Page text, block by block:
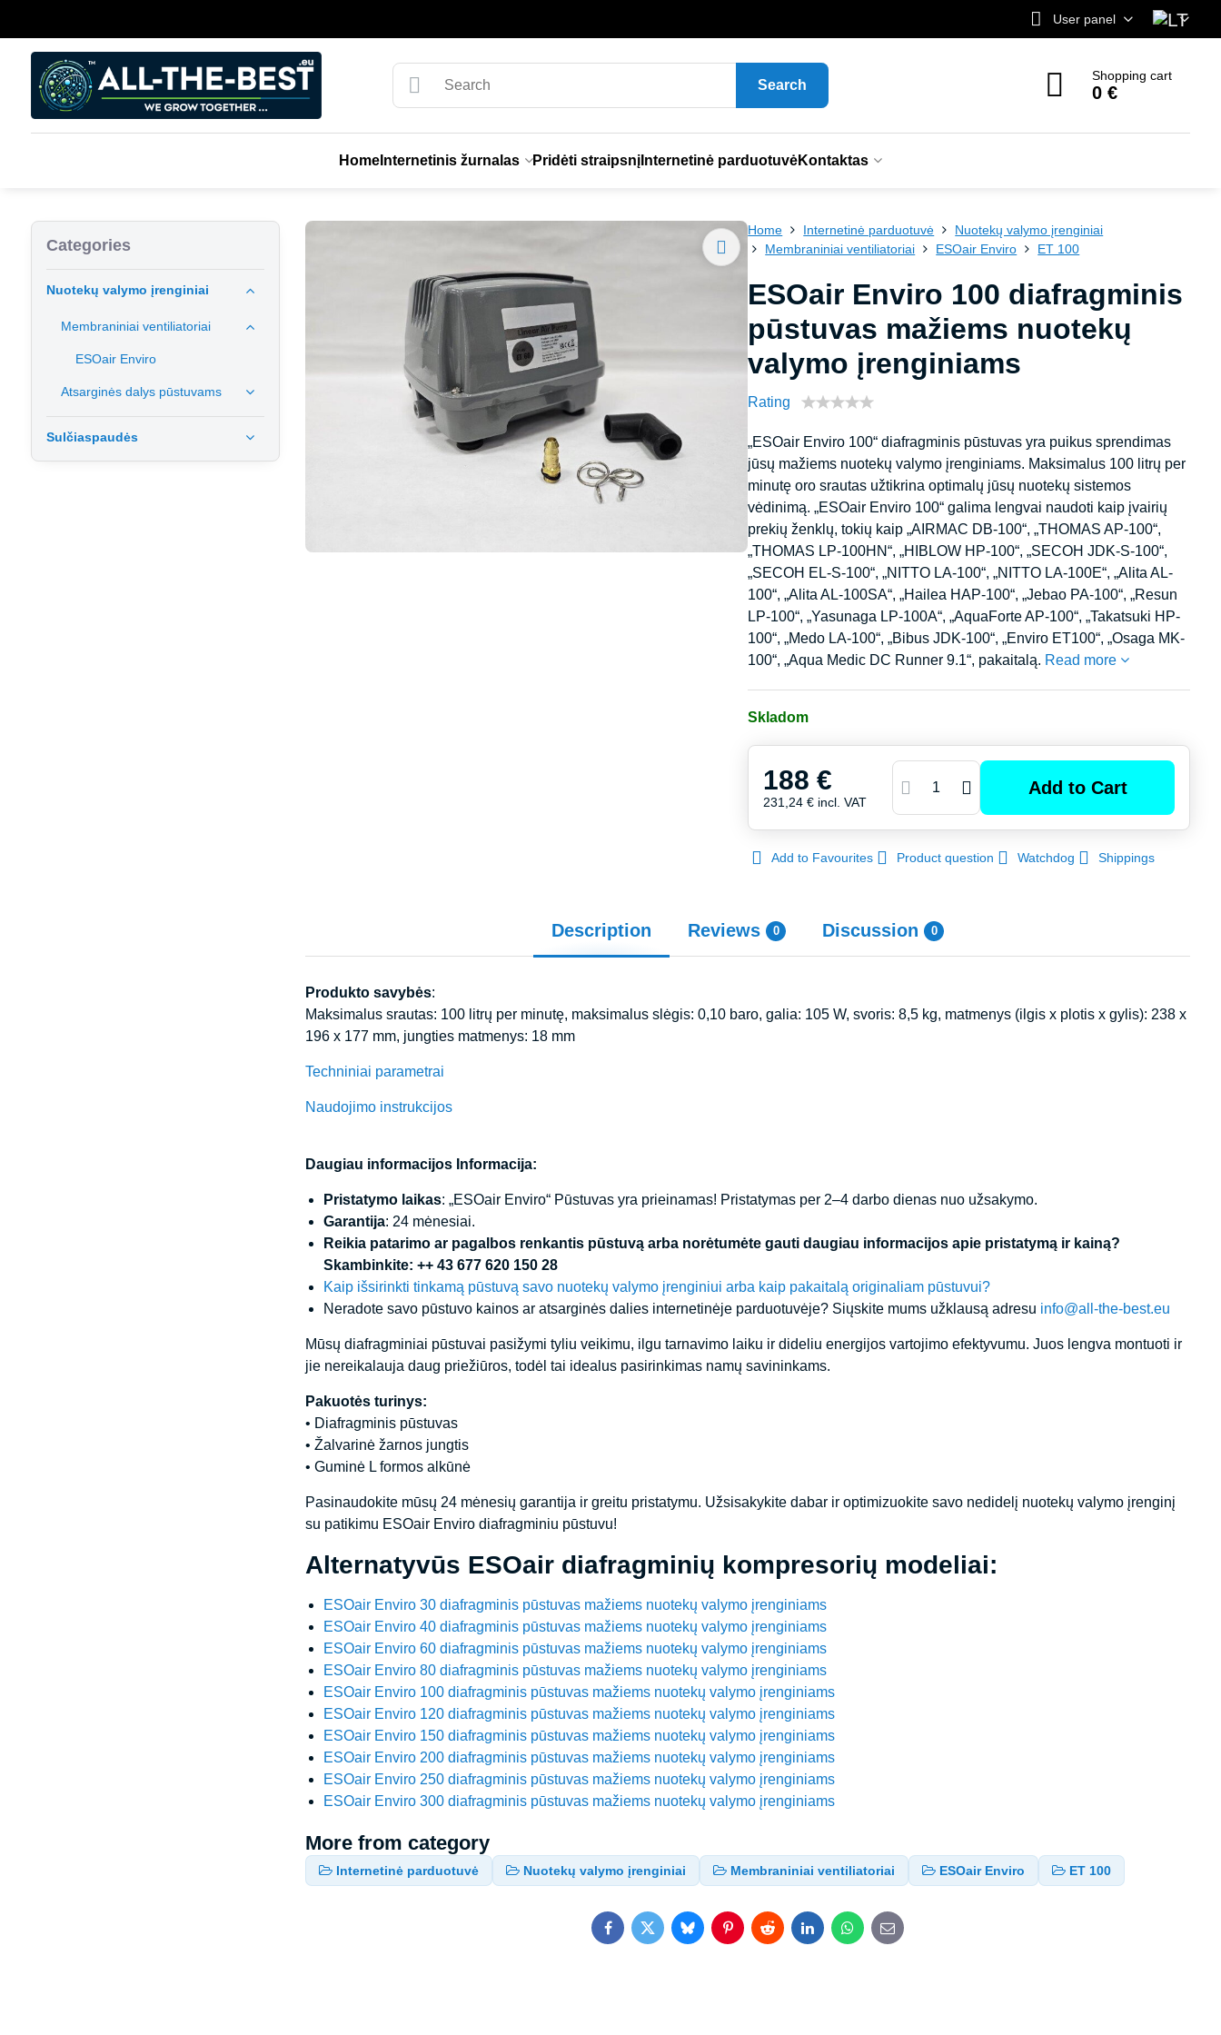
User panel
Search
Shopping cart
0 €
Home Internetinis žurnalas Pridėti straipsnį Internetinė parduotuvėKontaktas
Home Internetinė parduotuvė
Nuotekų valymo įrenginiai
Membraniniai ventiliatoriai
ESOair Enviro ET 100
ESOair Enviro 100 diafragminis
pūstuvas mažiems nuotekų
valymo įrenginiams
Rating
„ESOair Enviro 100“ diafragminis pūstuvas yra puikus sprendimas
jūsų mažiems nuotekų valymo įrenginiams. Maksimalus 100 litrų per
minutę oro srautas užtikrina optimalų jūsų nuotekų sistemos
vėdinimą. „ESOair Enviro 100“ galima lengvai naudoti kaip įvairių
prekių ženklų, tokių kaip „AIRMAC DB-100“, „THOMAS AP-100“,
„THOMAS LP-100HN“, „HIBLOW HP-100“, „SECOH JDK-S-100“,
„SECOH EL-S-100“, „NITTO LA-100“, „NITTO LA-100E“, „Alita AL-
100“, „Alita AL-100SA“, „Hailea HAP-100“, „Jebao PA-100“, „Resun
LP-100“, „Yasunaga LP-100A“, „AquaForte AP-100“, „Takatsuki HP-
100“, „Medo LA-100“, „Bibus JDK-100“, „Enviro ET100“, „Osaga MK-
100“, „Aqua Medic DC Runner 9.1“, pakaitalą. Read more
Skladom
188 €
231,24 € incl. VAT
Add to Cart
Add to Favourites Product question Watchdog Shippings
Description Reviews 0 Discussion 0
Produkto savybės:
Maksimalus srautas: 100 litrų per minutę, maksimalus slėgis: 0,10 baro, galia: 105 W, svoris: 8,5 kg, matmenys (ilgis x plotis x gylis): 238 x
196 x 177 mm, jungties matmenys: 18 mm
Techniniai parametrai
Naudojimo instrukcijos
Daugiau informacijos Informacija:
Pristatymo laikas: „ESOair Enviro“ Pūstuvas yra prieinamas! Pristatymas per 2–4 darbo dienas nuo užsakymo.
Garantija: 24 mėnesiai.
Reikia patarimo ar pagalbos renkantis pūstuvą arba norėtumėte gauti daugiau informacijos apie pristatymą ir kainą?
Skambinkite: ++ 43 677 620 150 28
Kaip išsirinkti tinkamą pūstuvą savo nuotekų valymo įrenginiui arba kaip pakaitalą originaliam pūstuvui?
Neradote savo pūstuvo kainos ar atsarginės dalies internetinėje parduotuvėje? Siųskite mums užklausą adresu info@all-the-best.eu
Mūsų diafragminiai pūstuvai pasižymi tyliu veikimu, ilgu tarnavimo laiku ir dideliu energijos vartojimo efektyvumu. Juos lengva montuoti ir
jie nereikalauja daug priežiūros, todėl tai idealus pasirinkimas namų savininkams.
Pakuotės turinys:
• Diafragminis pūstuvas
• Žalvarinė žarnos jungtis
• Guminė L formos alkūnė
Pasinaudokite mūsų 24 mėnesių garantija ir greitu pristatymu. Užsisakykite dabar ir optimizuokite savo nedidelį nuotekų valymo įrenginį
su patikimu ESOair Enviro diafragminiu pūstuvu!
Alternatyvūs ESOair diafragminių kompresorių modeliai:
ESOair Enviro 30 diafragminis pūstuvas mažiems nuotekų valymo įrenginiams
ESOair Enviro 40 diafragminis pūstuvas mažiems nuotekų valymo įrenginiams
ESOair Enviro 60 diafragminis pūstuvas mažiems nuotekų valymo įrenginiams
ESOair Enviro 80 diafragminis pūstuvas mažiems nuotekų valymo įrenginiams
ESOair Enviro 100 diafragminis pūstuvas mažiems nuotekų valymo įrenginiams
ESOair Enviro 120 diafragminis pūstuvas mažiems nuotekų valymo įrenginiams
ESOair Enviro 150 diafragminis pūstuvas mažiems nuotekų valymo įrenginiams
ESOair Enviro 200 diafragminis pūstuvas mažiems nuotekų valymo įrenginiams
ESOair Enviro 250 diafragminis pūstuvas mažiems nuotekų valymo įrenginiams
ESOair Enviro 300 diafragminis pūstuvas mažiems nuotekų valymo įrenginiams
More from category
Internetinė parduotuvė Nuotekų valymo įrenginiai Membraniniai ventiliatoriai ESOair Enviro ET 100
FacebookTwitterBlueskyPinterestRedditLinkedInWhatsApp
E-
mail
Categories
Nuotekų valymo įrenginiai
Membraniniai ventiliatoriai
ESOair Enviro
Atsarginės dalys pūstuvams
Sulčiaspaudės